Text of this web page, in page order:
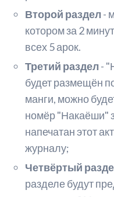
Второй раздел-
котором за 2
всех 5 арок.
Третий раздел-
будет размещён
манги, можно
номёр "Накаёши"
напечатан этот
журналу;
Четвёртый
разделе будут